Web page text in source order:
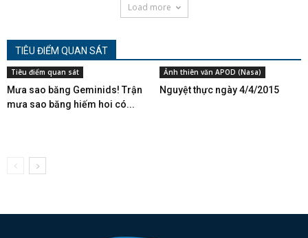
Load more
TIÊU ĐIỂM QUAN SÁT
Tiêu điểm quan sát
Mưa sao băng Geminids! Trận
mưa sao băng hiếm hoi có...
Ảnh thiên văn APOD (Nasa)
Nguyệt thực ngày 4/4/2015